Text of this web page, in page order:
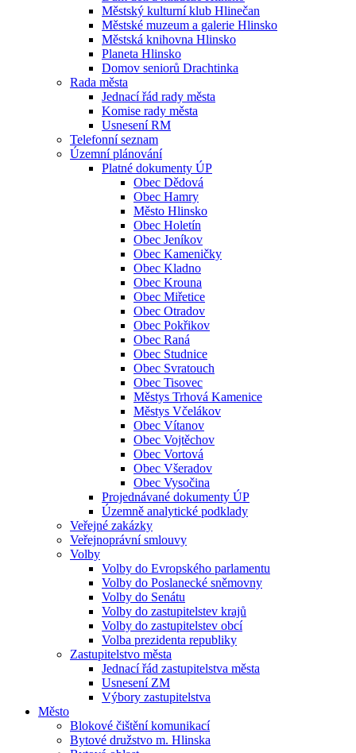
Městský kulturní klub Hlinečan
Městské muzeum a galerie Hlinsko
Městská knihovna Hlinsko
Planeta Hlinsko
Domov seniorů Drachtinka
Rada města
Jednací řád rady města
Komise rady města
Usnesení RM
Telefonní seznam
Územní plánování
Platné dokumenty ÚP
Obec Dědová
Obec Hamry
Město Hlinsko
Obec Holetín
Obec Jeníkov
Obec Kameničky
Obec Kladno
Obec Krouna
Obec Miřetice
Obec Otradov
Obec Pokřikov
Obec Raná
Obec Studnice
Obec Svratouch
Obec Tisovec
Městys Trhová Kamenice
Městys Včelákov
Obec Vítanov
Obec Vojtěchov
Obec Vortová
Obec Všeradov
Obec Vysočina
Projednávané dokumenty ÚP
Územně analytické podklady
Veřejné zakázky
Veřejnoprávní smlouvy
Volby
Volby do Evropského parlamentu
Volby do Poslanecké sněmovny
Volby do Senátu
Volby do zastupitelstev krajů
Volby do zastupitelstev obcí
Volba prezidenta republiky
Zastupitelstvo města
Jednací řád zastupitelstva města
Usnesení ZM
Výbory zastupitelstva
Město
Blokové čištění komunikací
Bytové družstvo m. Hlinska